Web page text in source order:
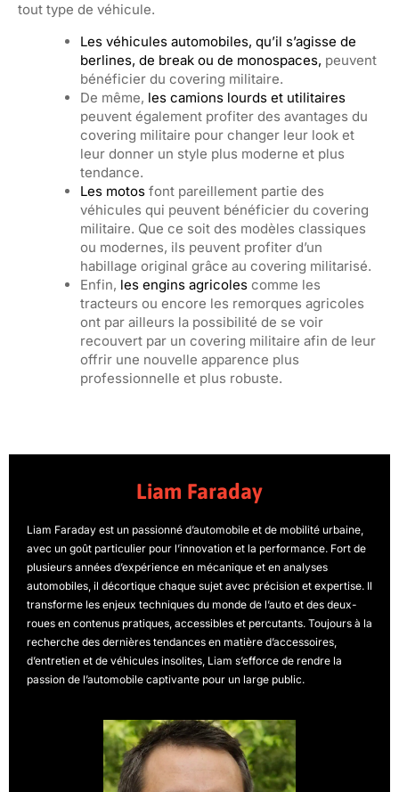
tout type de véhicule.
Les véhicules automobiles, qu’il s’agisse de
berlines, de break ou de monospaces, peuvent
bénéficier du covering militaire.
De même, les camions lourds et utilitaires
peuvent également profiter des avantages du
covering militaire pour changer leur look et
leur donner un style plus moderne et plus
tendance.
Les motos font pareillement partie des
véhicules qui peuvent bénéficier du covering
militaire. Que ce soit des modèles classiques
ou modernes, ils peuvent profiter d’un
habillage original grâce au covering militarisé.
Enfin, les engins agricoles comme les
tracteurs ou encore les remorques agricoles
ont par ailleurs la possibilité de se voir
recouvert par un covering militaire afin de leur
offrir une nouvelle apparence plus
professionnelle et plus robuste.
Liam Faraday
Liam Faraday est un passionné d’automobile et de mobilité urbaine,
avec un goût particulier pour l’innovation et la performance. Fort de
plusieurs années d’expérience en mécanique et en analyses
automobiles, il décortique chaque sujet avec précision et expertise. Il
transforme les enjeux techniques du monde de l’auto et des deux-
roues en contenus pratiques, accessibles et percutants. Toujours à la
recherche des dernières tendances en matière d’accessoires,
d’entretien et de véhicules insolites, Liam s’efforce de rendre la
passion de l’automobile captivante pour un large public.